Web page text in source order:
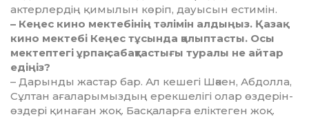
актерлердің қимылын көріп, дауы­сын естимін.
– Кеңес кино мектебінің тәлімін ал­дыңыз. Қазақ
кино мектебі Кеңес тұ­сында қалыптасты. Осы
мек­теп­тегі ұрпақ сабақтастығы туралы не айтар
едіңіз?
– Дарынды жастар бар. Ал ке­ше­гі Шәкен, Абдолла,
Сұлтан аға­­лары­мыздың ерекшелігі олар өз­де­­рін-
өздері қинаған жоқ. Бас­­­­қа­ларға еліктеген жоқ.